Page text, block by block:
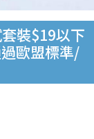
裝$19以下
歐盟標準/